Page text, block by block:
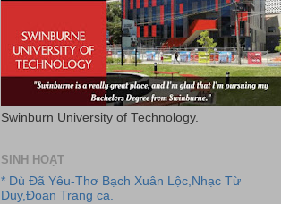
Swinburn University of Technology.
SINH HOẠT
* Dù Đã Yêu-Thơ Bạch Xuân Lộc,Nhạc Từ
Duy,Đoan Trang ca.